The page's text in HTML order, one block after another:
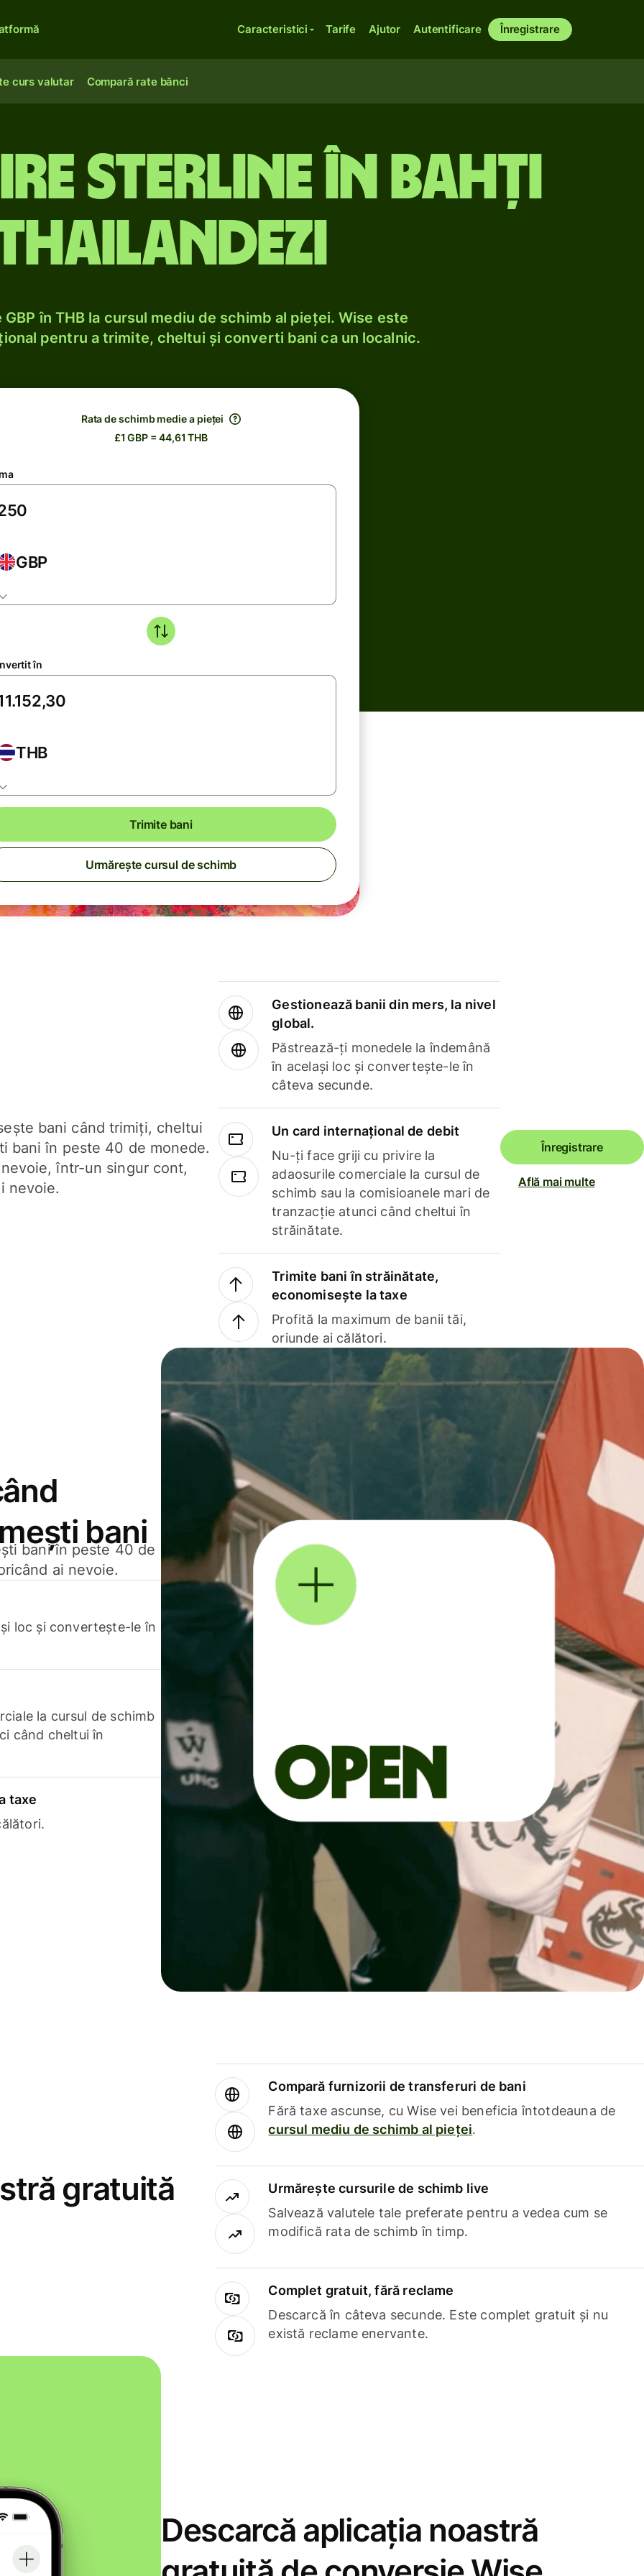
Caracteristici Tarife Ajutor Autentificare Înregistrare
curs valutar Compară rate bănci
sterline în bahți
în THB la cursul mediu de schimb al pieței. Wise este
pentru a trimite, cheltui și converti bani ca un localnic.
Rata de schimb medie a pieței
£1 GBP = 44,61 THB
GBP
în
THB
Trimite bani
Urmărește cursul de schimb
bani când trimiți, cheltui
bani în peste 40 de monede.
într-un singur cont,
nevoie.
Gestionează banii din mers, la nivel
global.
Păstrează-ți monedele la îndemână
în același loc și convertește-le în
câteva secunde.
Un card internațional de debit
Nu-ți face griji cu privire la
adaosurile comerciale la cursul de
schimb sau la comisioanele mari de
tranzacție atunci când cheltui în
străinătate.
Trimite bani în străinătate,
economisește la taxe
Profită la maximum de banii tăi,
oriunde ai călători.
Înregistrare
Află mai multe
bani
bani în peste 40 de
ai nevoie.
loc și convertește-le în
la cursul de schimb
când cheltui în
taxe
gratuită
Compară furnizorii de transferuri de bani
Fără taxe ascunse, cu Wise vei beneficia întotdeauna de
cursul mediu de schimb al pieței.
Urmărește cursurile de schimb live
Salvează valutele tale preferate pentru a vedea cum se
modifică rata de schimb în timp.
Complet gratuit, fără reclame
Descarcă în câteva secunde. Este complet gratuit și nu
există reclame enervante.
Descarcă aplicația noastră